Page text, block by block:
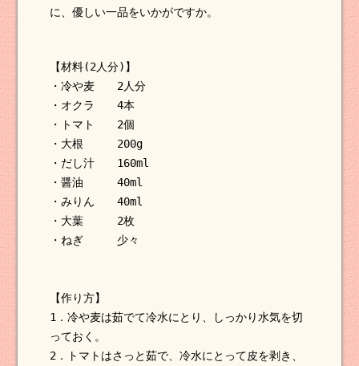
に、優しい一品をいかがですか。
【材料(2人分)】
・冷や麦 2人分
・オクラ 4本
・トマト 2個
・大根 200g
・だし汁 160ml
・醤油 40ml
・みりん 40ml
・大葉 2枚
・ねぎ 少々
【作り方】
1．冷や麦は茹でて冷水にとり、しっかり水気を切
っておく。
2．トマトはさっと茹で、冷水にとって皮を剥き、